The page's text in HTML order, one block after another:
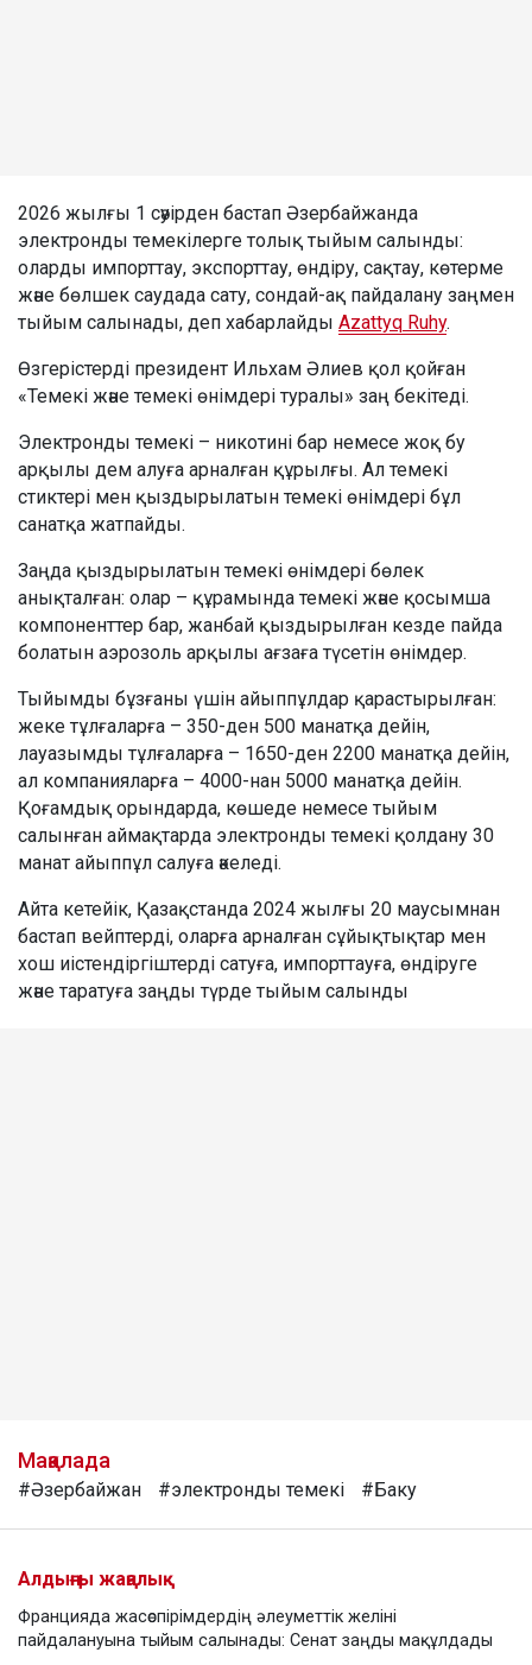
2026 жылғы 1 сәуірден бастап Әзербайжанда
электронды темекілерге толық тыйым салынды:
оларды импорттау, экспорттау, өндіру, сақтау, көтерме
және бөлшек саудада сату, сондай-ақ пайдалану заңмен
тыйым салынады, деп хабарлайды Azattyq Ruhy.
Өзгерістерді президент Ильхам Әлиев қол қойған
«Темекі және темекі өнімдері туралы» заң бекітеді.
Электронды темекі – никотині бар немесе жоқ бу
арқылы дем алуға арналған құрылғы. Ал темекі
стиктері мен қыздырылатын темекі өнімдері бұл
санатқа жатпайды.
Заңда қыздырылатын темекі өнімдері бөлек
анықталған: олар – құрамында темекі және қосымша
компоненттер бар, жанбай қыздырылған кезде пайда
болатын аэрозоль арқылы ағзаға түсетін өнімдер.
Тыйымды бұзғаны үшін айыппұлдар қарастырылған:
жеке тұлғаларға – 350-ден 500 манатқа дейін,
лауазымды тұлғаларға – 1650-ден 2200 манатқа дейін,
ал компанияларға – 4000-нан 5000 манатқа дейін.
Қоғамдық орындарда, көшеде немесе тыйым
салынған аймақтарда электронды темекі қолдану 30
манат айыппұл салуға әкеледі.
Айта кетейік, Қазақстанда 2024 жылғы 20 маусымнан
бастап вейптерді, оларға арналған сұйықтықтар мен
хош иістендіргіштерді сатуға, импорттауға, өндіруге
және таратуға заңды түрде тыйым салынды
Мақалада
#Әзербайжан #электронды темекі #Баку
Алдыңғы жаңалық
Францияда жасөспірімдердің әлеуметтік желіні
пайдалануына тыйым салынады: Сенат заңды мақұлдады